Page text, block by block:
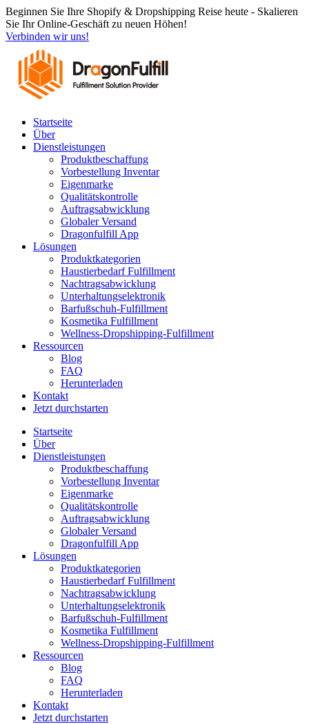
Zum
Inhalt
springen
Beginnen Sie Ihre Shopify & Dropshipping Reise heute - Skalieren
Sie Ihr Online-Geschäft zu neuen Höhen!
Verbinden wir uns!
Startseite
Über
Dienstleistungen
Produktbeschaffung
Vorbestellung Inventar
Eigenmarke
Qualitätskontrolle
Auftragsabwicklung
Globaler Versand
Dragonfulfill App
Lösungen
Produktkategorien
Haustierbedarf Fulfillment
Nachtragsabwicklung
Unterhaltungselektronik
Barfußschuh-Fulfillment
Kosmetika Fulfillment
Wellness-Dropshipping-Fulfillment
Ressourcen
Blog
FAQ
Herunterladen
Kontakt
Jetzt durchstarten
Startseite
Über
Dienstleistungen
Produktbeschaffung
Vorbestellung Inventar
Eigenmarke
Qualitätskontrolle
Auftragsabwicklung
Globaler Versand
Dragonfulfill App
Lösungen
Produktkategorien
Haustierbedarf Fulfillment
Nachtragsabwicklung
Unterhaltungselektronik
Barfußschuh-Fulfillment
Kosmetika Fulfillment
Wellness-Dropshipping-Fulfillment
Ressourcen
Blog
FAQ
Herunterladen
Kontakt
Jetzt durchstarten